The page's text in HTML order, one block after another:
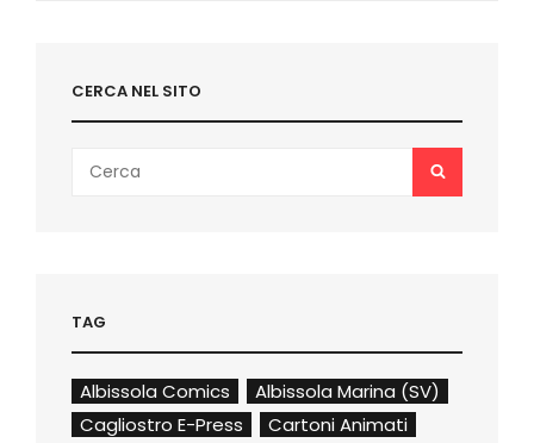
CERCA NEL SITO
for:
SEARCH
TAG
Albissola Comics
Albissola Marina (SV)
Cagliostro E-Press
Cartoni Animati